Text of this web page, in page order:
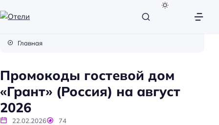
и
Главная
Промокоды гостевой дом
«Грант» (Россия) на август
2026
22.02.2026 74